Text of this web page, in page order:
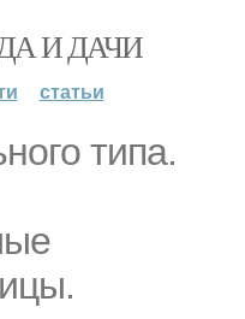
И ДАЧИ
статьи
типа.